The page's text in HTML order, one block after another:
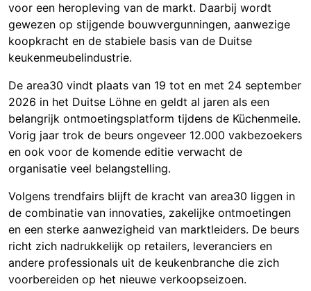
voor een heropleving van de markt. Daarbij wordt
gewezen op stijgende bouwvergunningen, aanwezige
koopkracht en de stabiele basis van de Duitse
keukenmeubelindustrie.
De area30 vindt plaats van 19 tot en met 24 september
2026 in het Duitse Löhne en geldt al jaren als een
belangrijk ontmoetingsplatform tijdens de Küchenmeile.
Vorig jaar trok de beurs ongeveer 12.000 vakbezoekers
en ook voor de komende editie verwacht de
organisatie veel belangstelling.
Volgens trendfairs blijft de kracht van area30 liggen in
de combinatie van innovaties, zakelijke ontmoetingen
en een sterke aanwezigheid van marktleiders. De beurs
richt zich nadrukkelijk op retailers, leveranciers en
andere professionals uit de keukenbranche die zich
voorbereiden op het nieuwe verkoopseizoen.